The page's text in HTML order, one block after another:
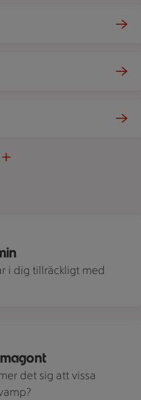
i dig tillräckligt med
det sig att vissa